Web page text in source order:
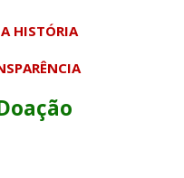
HISTÓRIA